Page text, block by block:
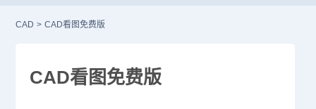
CAD > CAD看图免费版
CAD看图免费版